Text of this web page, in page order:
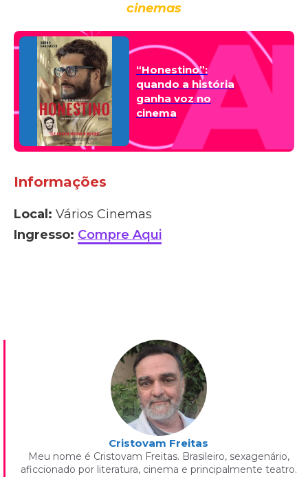
cinemas
“Honestino”:
quando a história
ganha voz no
cinema
Informações
Local: Vários Cinemas
Ingresso: Compre Aqui
Cristovam Freitas
Meu nome é Cristovam Freitas. Brasileiro, sexagenário,
aficcionado por literatura, cinema e principalmente teatro.